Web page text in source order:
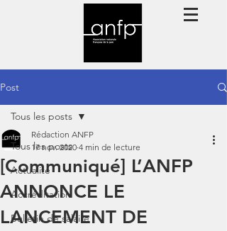
Post
Tous les posts
Actualité
Accréditation
Bulletin de salaire
Tous les posts
[Communiqué] L’ANFP
ANNONCE LE
LANCEMENT DE
Rédaction ANFP
17 nov. 2020 4 min de lecture